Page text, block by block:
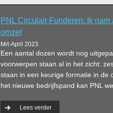
PNL Circulair Funderen: Ik
omzet
Mrt-April 2023
Een aantal dozen wordt nog
voorwerpen staan al in het zicht:
staan in een keurige formatie in de
het nieuwe bedrijfspand kan PNL
Lees verder